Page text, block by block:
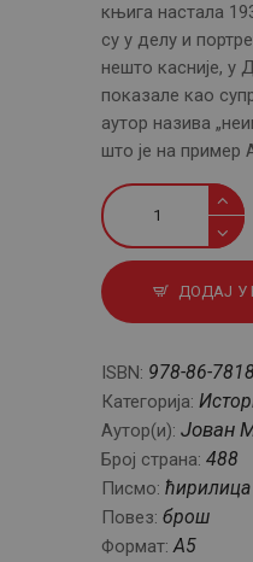
књига настала
су у делу и
нешто касније, у
показале као
аутор назива
што је на пример
Неимари
Југославије
количина
ДОДАЈ У
ISBN: 978-86-
Категорија:
Аутор(и): Јован
Број страна: 488
Писмо: ћирилица
Повез: брош
Формат:А5